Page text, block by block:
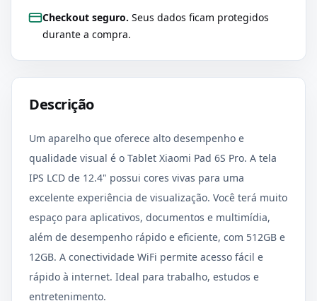
Checkout seguro. Seus dados ficam protegidos
durante a compra.
Descrição
Um aparelho que oferece alto desempenho e
qualidade visual é o Tablet Xiaomi Pad 6S Pro. A tela
IPS LCD de 12.4" possui cores vivas para uma
excelente experiência de visualização. Você terá muito
espaço para aplicativos, documentos e multimídia,
além de desempenho rápido e eficiente, com 512GB e
12GB. A conectividade WiFi permite acesso fácil e
rápido à internet. Ideal para trabalho, estudos e
entretenimento.